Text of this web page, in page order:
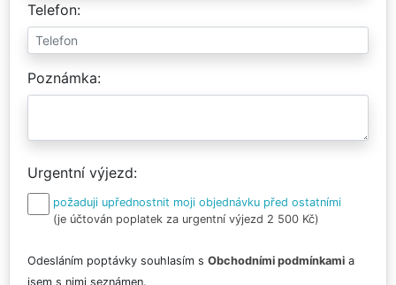
Telefon
Poznámka
Urgentní výjezd
požaduji upřednostnit moji objednávku před ostatními
(je účtován poplatek za urgentní výjezd 2 500 Kč)
Odesláním poptávky souhlasím s Obchodními podmínkami a
jsem s nimi seznámen.